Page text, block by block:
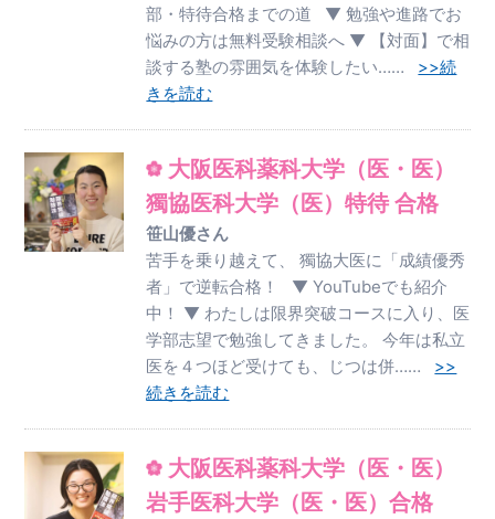
部・特待合格までの道 ▼ 勉強や進路でお
悩みの方は無料受験相談へ ▼ 【対面】で相
談する塾の雰囲気を体験したい…… >>続
きを読む
大阪医科薬科大学（医・医）
獨協医科大学（医）特待 合格
笹山優さん
苦手を乗り越えて、 獨協大医に「成績優秀
者」で逆転合格！ ▼ YouTubeでも紹介
中！ ▼ わたしは限界突破コースに入り、医
学部志望で勉強してきました。 今年は私立
医を４つほど受けても、じつは併…… >>
続きを読む
大阪医科薬科大学（医・医）
岩手医科大学（医・医）合格